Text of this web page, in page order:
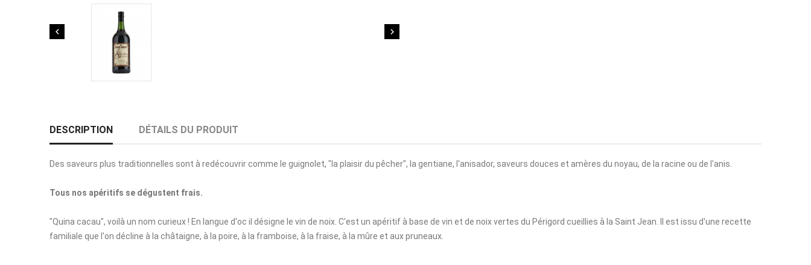
 
DESCRIPTION DÉTAILS DU PRODUIT
Des saveurs plus traditionnelles sont à redécouvrir comme le guignolet, "la plaisir du pêcher", la gentiane, l'anisador, saveurs douces et amères du noyau, de la racine ou de l'anis.
Tous nos apéritifs se dégustent frais.
"Quina cacau", voilà un nom curieux ! En langue d'oc il désigne le vin de noix. C'est un apéritif à base de vin et de noix vertes du Périgord cueillies à la Saint Jean. Il est issu d'une recette
familiale que l'on décline à la châtaigne, à la poire, à la framboise, à la fraise, à la mûre et aux pruneaux.